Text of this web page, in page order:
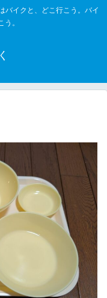
バイクと、どこ行こう。バイ
。